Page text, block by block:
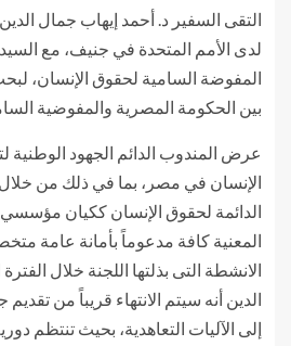
التقى السفير د. أحمد إيهاب جمال
لدى الأمم المتحدة في جنيف، مع
المفوضة السامية لحقوق الإنسان،
بين الحكومة المصرية والمفوضية
عرض المندوب الدائم الجهود الوطنية
الإنسان في مصر، بما في ذلك من خلال
الدائمة لحقوق الإنسان ككيان
المعنية كافة مدعوماً بأمانة عامة
الانشطة التى بذلتها اللجنة خلال
الدين أنه سيتم الانتهاء قريباً من تقديم
إلى الآليات التعاهدية، بحيث تنتظم